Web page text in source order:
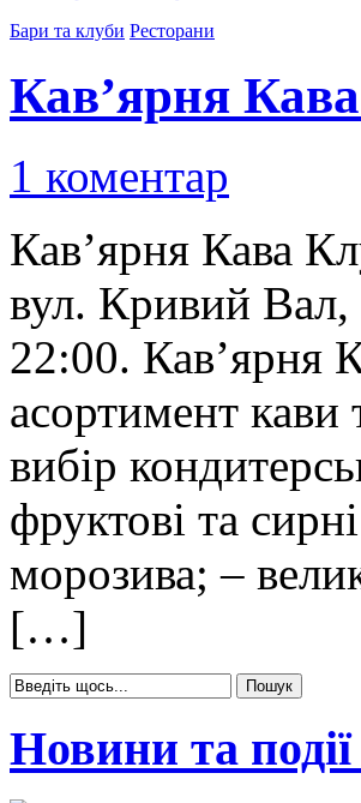
Бари та клуби Ресторани
Кав’ярня
1 коментар
Кав’ярня Кава
вул. Кривий
22:00. Кав’ярня
асортимент кави
вибір
фруктові та
морозива; –
[…]
Новини та